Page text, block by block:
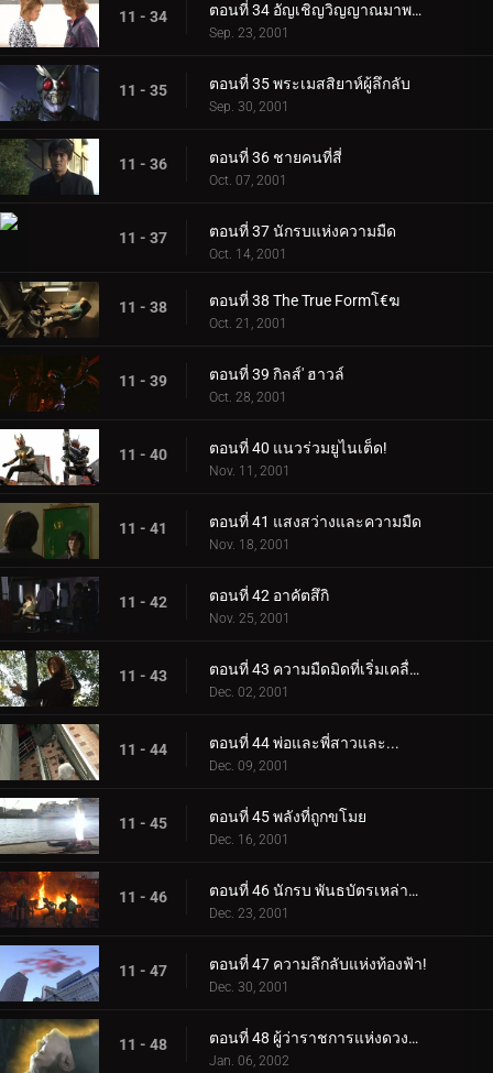
11 - 34 ตอนที่ 34 อัญเชิญวิญญาณมาพบกัน
Sep. 23, 2001
11 - 35 ตอนที่ 35 พระเมสสิยาห์ผู้ลึกลับ
Sep. 30, 2001
11 - 36 ตอนที่ 36 ชายคนที่สี่
Oct. 07, 2001
11 - 37 ตอนที่ 37 นักรบแห่งความมืด
Oct. 14, 2001
11 - 38 ตอนที่ 38 The True Formโ€ฆ
Oct. 21, 2001
11 - 39 ตอนที่ 39 กิลส์' ฮาวล์
Oct. 28, 2001
11 - 40 ตอนที่ 40 แนวร่วมยูไนเต็ด!
Nov. 11, 2001
11 - 41 ตอนที่ 41 แสงสว่างและความมืด
Nov. 18, 2001
11 - 42 ตอนที่ 42 อาคัตสึกิ
Nov. 25, 2001
11 - 43 ตอนที่ 43 ความมืดมิดที่เริ่มเคลื่อนไหว
Dec. 02, 2001
11 - 44 ตอนที่ 44 พ่อและพี่สาวและ...
Dec. 09, 2001
11 - 45 ตอนที่ 45 พลังที่ถูกขโมย
Dec. 16, 2001
11 - 46 ตอนที่ 46 นักรบ พันธบัตรเหล่านั้น
Dec. 23, 2001
11 - 47 ตอนที่ 47 ความลึกลับแห่งท้องฟ้า!
Dec. 30, 2001
11 - 48 ตอนที่ 48 ผู้ว่าราชการแห่งดวงดาว
Jan. 06, 2002